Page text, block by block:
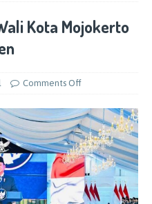
Kota Mojokerto
Comments Off